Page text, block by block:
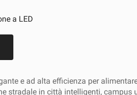
a LED
e ad alta efficienza per
stradale in città intelligenti, campus